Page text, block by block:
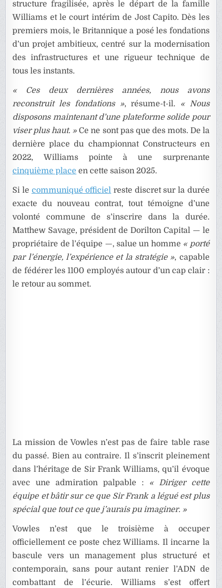
structure fragilisée, après le départ de la famille
Williams et le court intérim de Jost Capito. Dès les
premiers mois, le Britannique a posé les fondations
d’un projet ambitieux, centré sur la modernisation
des infrastructures et une rigueur technique de
tous les instants.
« Ces deux dernières années, nous avons
reconstruit les fondations », résume-t-il. « Nous
disposons maintenant d’une plateforme solide pour
viser plus haut. » Ce ne sont pas que des mots. De la
dernière place du championnat Constructeurs en
2022, Williams pointe à une surprenante
cinquième place en cette saison 2025.
Si le communiqué officiel reste discret sur la durée
exacte du nouveau contrat, tout témoigne d’une
volonté commune de s’inscrire dans la durée.
Matthew Savage, président de Dorilton Capital — le
propriétaire de l’équipe —, salue un homme « porté
par l’énergie, l’expérience et la stratégie », capable
de fédérer les 1100 employés autour d’un cap clair :
le retour au sommet.
La mission de Vowles n’est pas de faire table rase
du passé. Bien au contraire. Il s’inscrit pleinement
dans l’héritage de Sir Frank Williams, qu’il évoque
avec une admiration palpable : « Diriger cette
équipe et bâtir sur ce que Sir Frank a légué est plus
spécial que tout ce que j’aurais pu imaginer. »
Vowles n’est que le troisième à occuper
officiellement ce poste chez Williams. Il incarne la
bascule vers un management plus structuré et
contemporain, sans pour autant renier l’ADN de
combattant de l’écurie. Williams s’est offert